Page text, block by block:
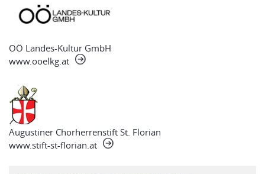
OÖ Landes-Kultur GmbH
www.ooelkg.at
Augustiner Chorherrenstift St. Florian
www.stift-st-florian.at